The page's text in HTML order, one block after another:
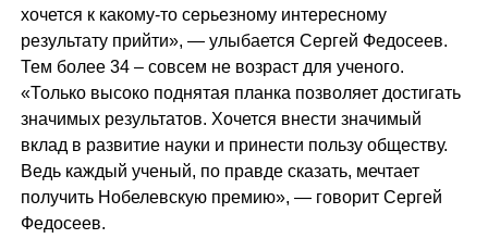
хочется к какому-то серьезному интересному
результату прийти», — улыбается Сергей Федосеев.
Тем более 34 – совсем не возраст для ученого.
«Только высоко поднятая планка позволяет достигать
значимых результатов. Хочется внести значимый
вклад в развитие науки и принести пользу обществу.
Ведь каждый ученый, по правде сказать, мечтает
получить Нобелевскую премию», — говорит Сергей
Федосеев.